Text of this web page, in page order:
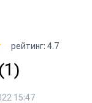
рейтинг: 4.7
(1)
15:47